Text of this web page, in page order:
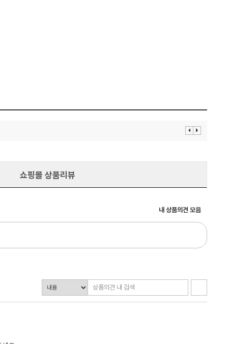
이 다
쇼핑몰 상품리뷰
내 상품의견 모음